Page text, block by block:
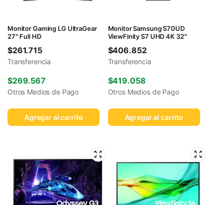
Monitor Gaming LG UltraGear
27″ Full HD
$261.715
Transferencia
$269.567
Otros Medios de Pago
Agregar al carrito
Monitor Samsung S70UD
ViewFinity S7 UHD 4K 32″
$406.852
Transferencia
$419.058
Otros Medios de Pago
Agregar al carrito